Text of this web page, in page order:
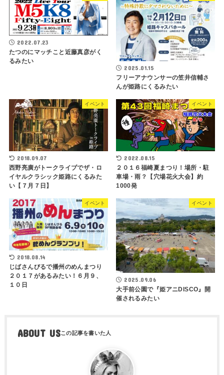
2022.07.23
たつのにマッチこと近藤真彦がく
るみたい
2025.01.15
フリーアナウンサーの笠井信輔さ
んが姫路にくるみたい
イベント
2018.09.07
西野亮廣がトークライブでザ・ロ
イヤルクラシック姫路にくるみた
い【７月７日】
イベント
2022.08.15
２０１６福崎夏まつり！場所・駐
車場・雨？【穴場花火大会】約
1000発
イベント
2018.08.14
じばさんびるで播州のめんまつり
２０１７があるみたい！６月９、
１０日
イベント
2025.09.06
大手前公園で『姫アニDISCO』開
催されるみたい
ABOUT US